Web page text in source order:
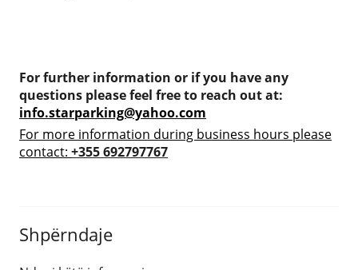
For further information or if you have any
questions please feel free to reach out at:
info.starparking@yahoo.com
For more information during business hours please
contact: +355 692797767
Shpërndaje